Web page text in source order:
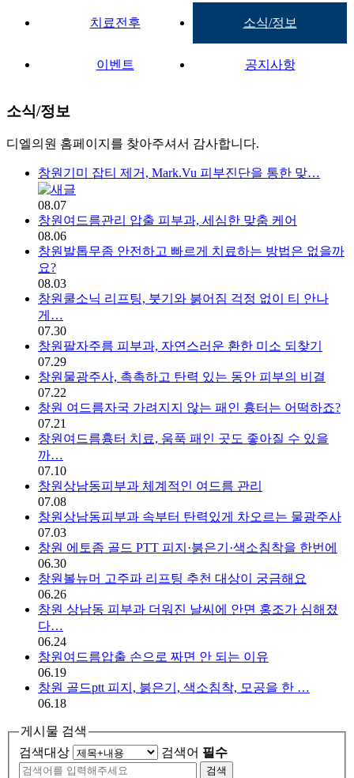
치료전후 소식/정보
이벤트 공지사항
소식/정보 | 창원 피부과 디엘의
소식/정보
디엘의원 홈페이지를 찾아주셔서 감사합니다.
창원기미 잡티 제거, Mark.Vu 피부진단을 통한 맞…
08.07
창원여드름관리 압출 피부과, 세심한 맞춤 케어
08.06
창원발톱무좀 안전하고 빠르게 치료하는 방법은 없을까
요?
08.03
창원쿨소닉 리프팅, 붓기와 붉어짐 걱정 없이 티 안나
게…
07.30
창원팔자주름 피부과, 자연스러운 환한 미소 되찾기
07.29
창원물광주사, 촉촉하고 탄력 있는 동안 피부의 비결
07.22
창원 여드름자국 가려지지 않는 패인 흉터는 어떡하죠?
07.21
창원여드름흉터 치료, 움푹 패인 곳도 좋아질 수 있을
까…
07.10
창원상남동피부과 체계적인 여드름 관리
07.08
창원상남동피부과 속부터 탄력있게 차오르는 물광주사
07.03
창원 에토좀 골드 PTT 피지·붉은기·색소침착을 한번에
06.30
창원볼뉴머 고주파 리프팅 추천 대상이 궁금해요
06.26
창원 상남동 피부과 더워진 날씨에 안면 홍조가 심해졌
다…
06.24
창원여드름압출 손으로 짜면 안 되는 이유
06.19
창원 골드ptt 피지, 붉은기, 색소침착, 모공을 한 …
06.18
게시물 검색
검색대상
검색어 필수
검색